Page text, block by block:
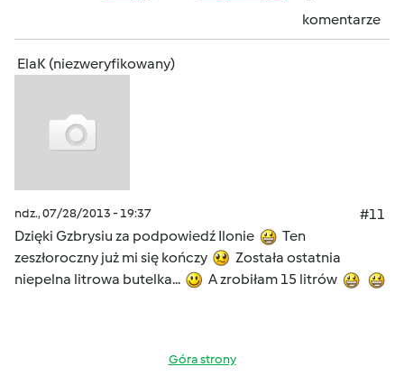
komentarze
ElaK (niezweryfikowany)
ndz., 07/28/2013 - 19:37
#11
Dzięki Gzbrysiu za podpowiedź Ilonie
Ten
zeszłoroczny już mi się kończy
Została ostatnia
niepelna litrowa butelka...
A zrobiłam 15 litrów
Góra strony